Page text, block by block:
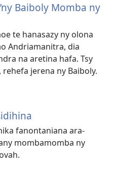
Baiboly Momba ny
te hanasazy ny olona
Andriamanitra, dia
na aretina hafa. Tsy
jerena ny Baiboly.
fanontaniana ara-
mombamomba ny